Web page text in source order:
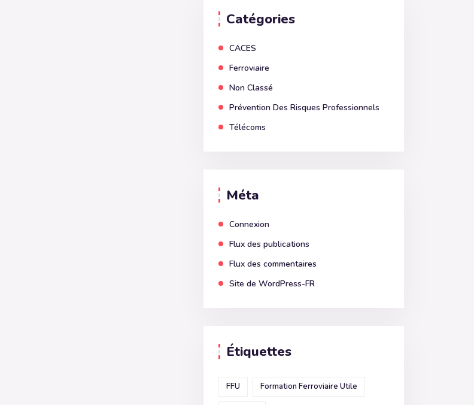
Catégories
CACES
Ferroviaire
Non Classé
Prévention Des Risques Professionnels
Télécoms
Méta
Connexion
Flux des publications
Flux des commentaires
Site de WordPress-FR
Étiquettes
FFU Formation Ferroviaire Utile